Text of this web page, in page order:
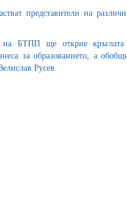
представители на
на БТПП ще открие
за образованието, а
Русев.